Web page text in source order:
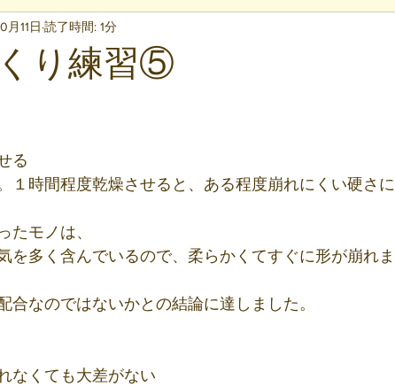
り練習⑤
月11日 読了時間: 1分
る
１時間程度乾燥させると、ある程度崩れにくい硬さに
たモノは、
を多く含んでいるので、柔らかくてすぐに形が崩れま
合なのではないかとの結論に達しました。
なくても大差がない